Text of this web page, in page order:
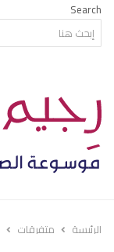
Search
الرئيسة متفرقات